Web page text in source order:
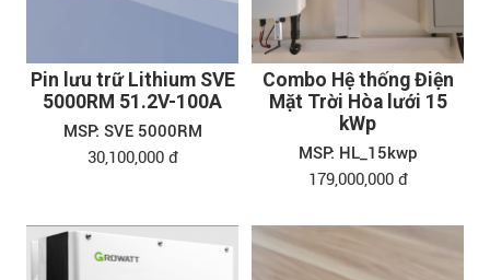
Pin lưu trữ Lithium SVE
5000RM 51.2V-100A
MSP: SVE 5000RM
30,100,000 đ
Combo Hệ thống Điện
Mặt Trời Hòa lưới 15
kWp
MSP: HL_15kwp
179,000,000 đ